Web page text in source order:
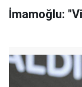
İmamoğlu: